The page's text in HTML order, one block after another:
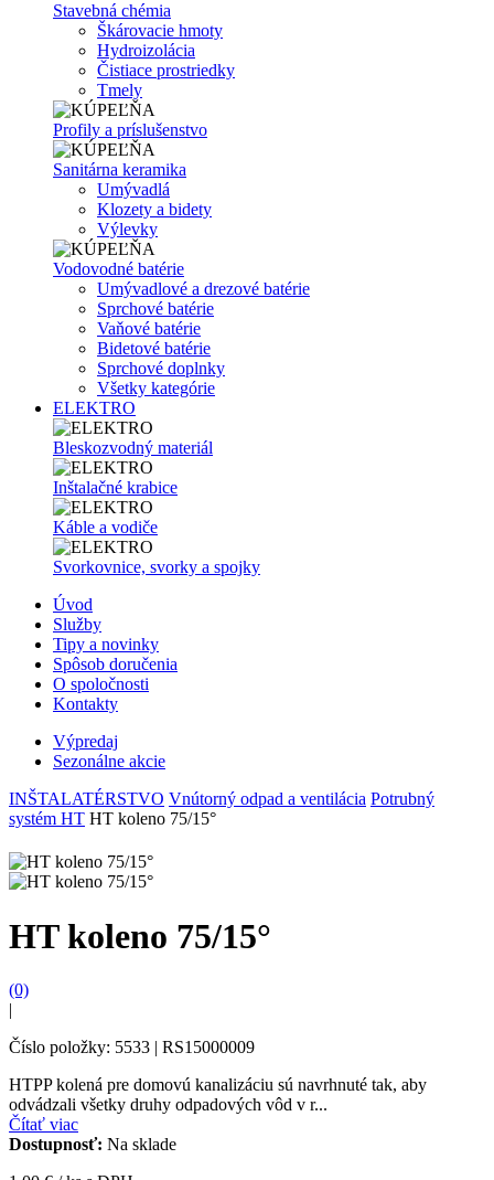
Stavebná chémia
Škárovacie hmoty
Hydroizolácia
Čistiace prostriedky
Tmely
Profily a príslušenstvo
Sanitárna keramika
Umývadlá
Klozety a bidety
Výlevky
Vodovodné batérie
Umývadlové a drezové batérie
Sprchové batérie
Vaňové batérie
Bidetové batérie
Sprchové doplnky
Všetky kategórie
ELEKTRO
Bleskozvodný materiál
Inštalačné krabice
Káble a vodiče
Svorkovnice, svorky a spojky
Úvod
Služby
Tipy a novinky
Spôsob doručenia
O spoločnosti
Kontakty
Výpredaj
Sezonálne akcie
INŠTALATÉRSTVO Vnútorný odpad a ventilácia Potrubný
systém HT HT koleno 75/15°
HT koleno 75/15°
(0)
|
Číslo položky: 5533 | RS15000009
HTPP kolená pre domovú kanalizáciu sú navrhnuté tak, aby
odvádzali všetky druhy odpadových vôd v r...
Čítať viac
Dostupnosť: Na sklade